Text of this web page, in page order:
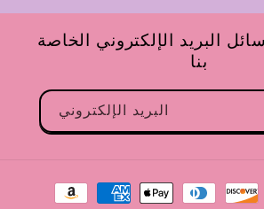
البريد الإلكتروني الخاصة
بنا
البريد الإلكتروني
طرق